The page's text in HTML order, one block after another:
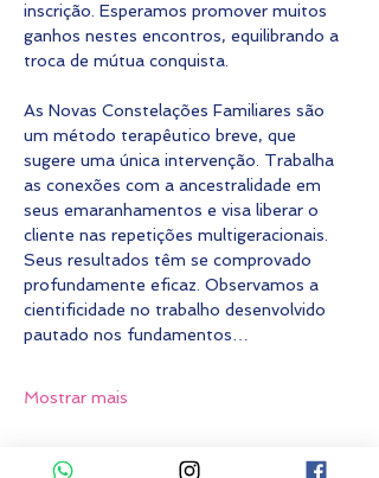
inscrição. Esperamos promover muitos
ganhos nestes encontros, equilibrando a
troca de mútua conquista.
As Novas Constelações Familiares são
um método terapêutico breve, que
sugere uma única intervenção. Trabalha
as conexões com a ancestralidade em
seus emaranhamentos e visa liberar o
cliente nas repetições multigeracionais.
Seus resultados têm se comprovado
profundamente eficaz. Observamos a
cientificidade no trabalho desenvolvido
pautado nos fundamentos…
Mostrar mais
Fazer inscrição